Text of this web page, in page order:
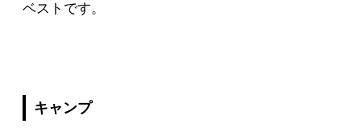
ベストです。
キャンプ